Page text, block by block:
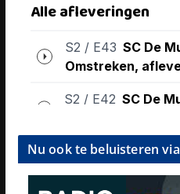
Nu ook te beluisteren via